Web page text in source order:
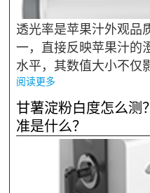
透光率是苹果汁外观品
一，直接反映苹果汁的
水平，其数值大小不仅
场接受度，更能间接提
质、微生物污染、储藏
测是《GB/T 18963-2012
阅读更多
甘薯淀粉白度怎么测
准是什么？